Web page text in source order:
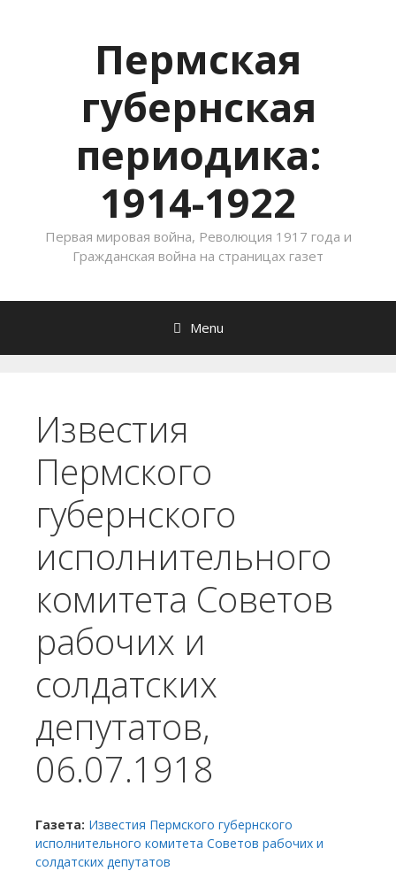
Пермская
губернская
периодика:
1914-1922
Первая мировая война, Революция 1917 года и
Гражданская война на страницах газет
Menu
Известия
Пермского
губернского
исполнительного
комитета Советов
рабочих и
солдатских
депутатов,
06.07.1918
Газета: Известия Пермского губернского
исполнительного комитета Советов рабочих и
солдатских депутатов